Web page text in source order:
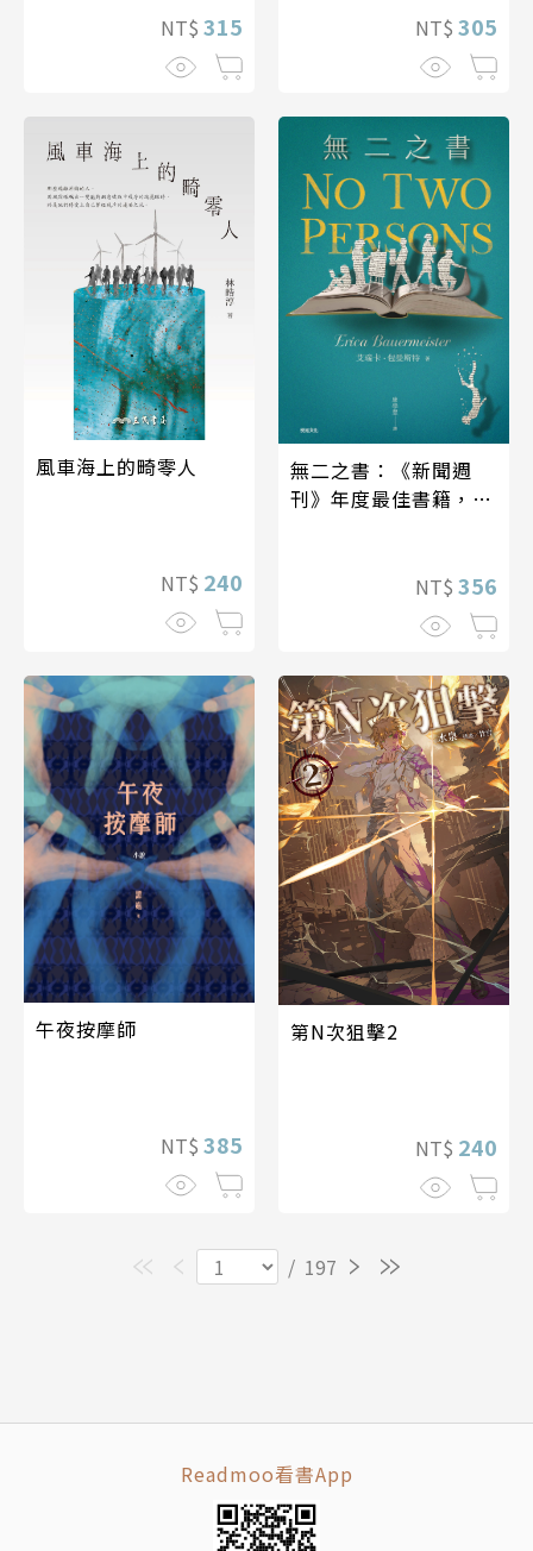
NT$ 315 NT$ 305
風車海上的畸零人
NT$ 240
無二之書：《新聞週
刊》年度最佳書籍，獻
NT$ 356
午夜按摩師
NT$ 385
第N次狙擊2
NT$ 240
/ 197
Readmoo看書App